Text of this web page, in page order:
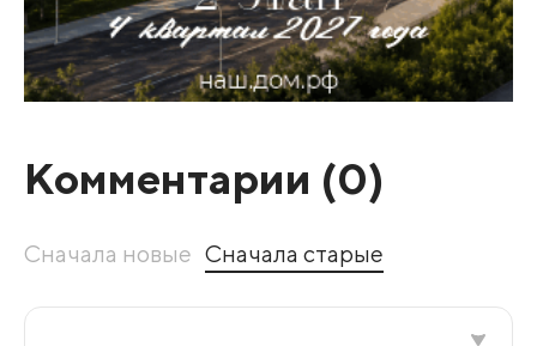
Комментарии (0)
Сначала новые Сначала старые